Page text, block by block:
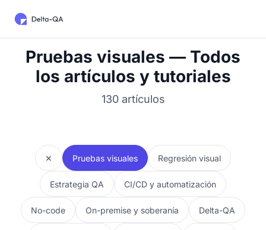
Pruebas visuales — Todos
los artículos y tutoriales
130 artículos
✕ Pruebas visuales Regresión visual
Estrategia QA CI/CD y automatización
No-code On-premise y soberanía Delta-QA